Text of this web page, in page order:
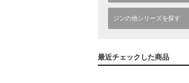
ジンの他シリーズを探す
最近チェックした商品